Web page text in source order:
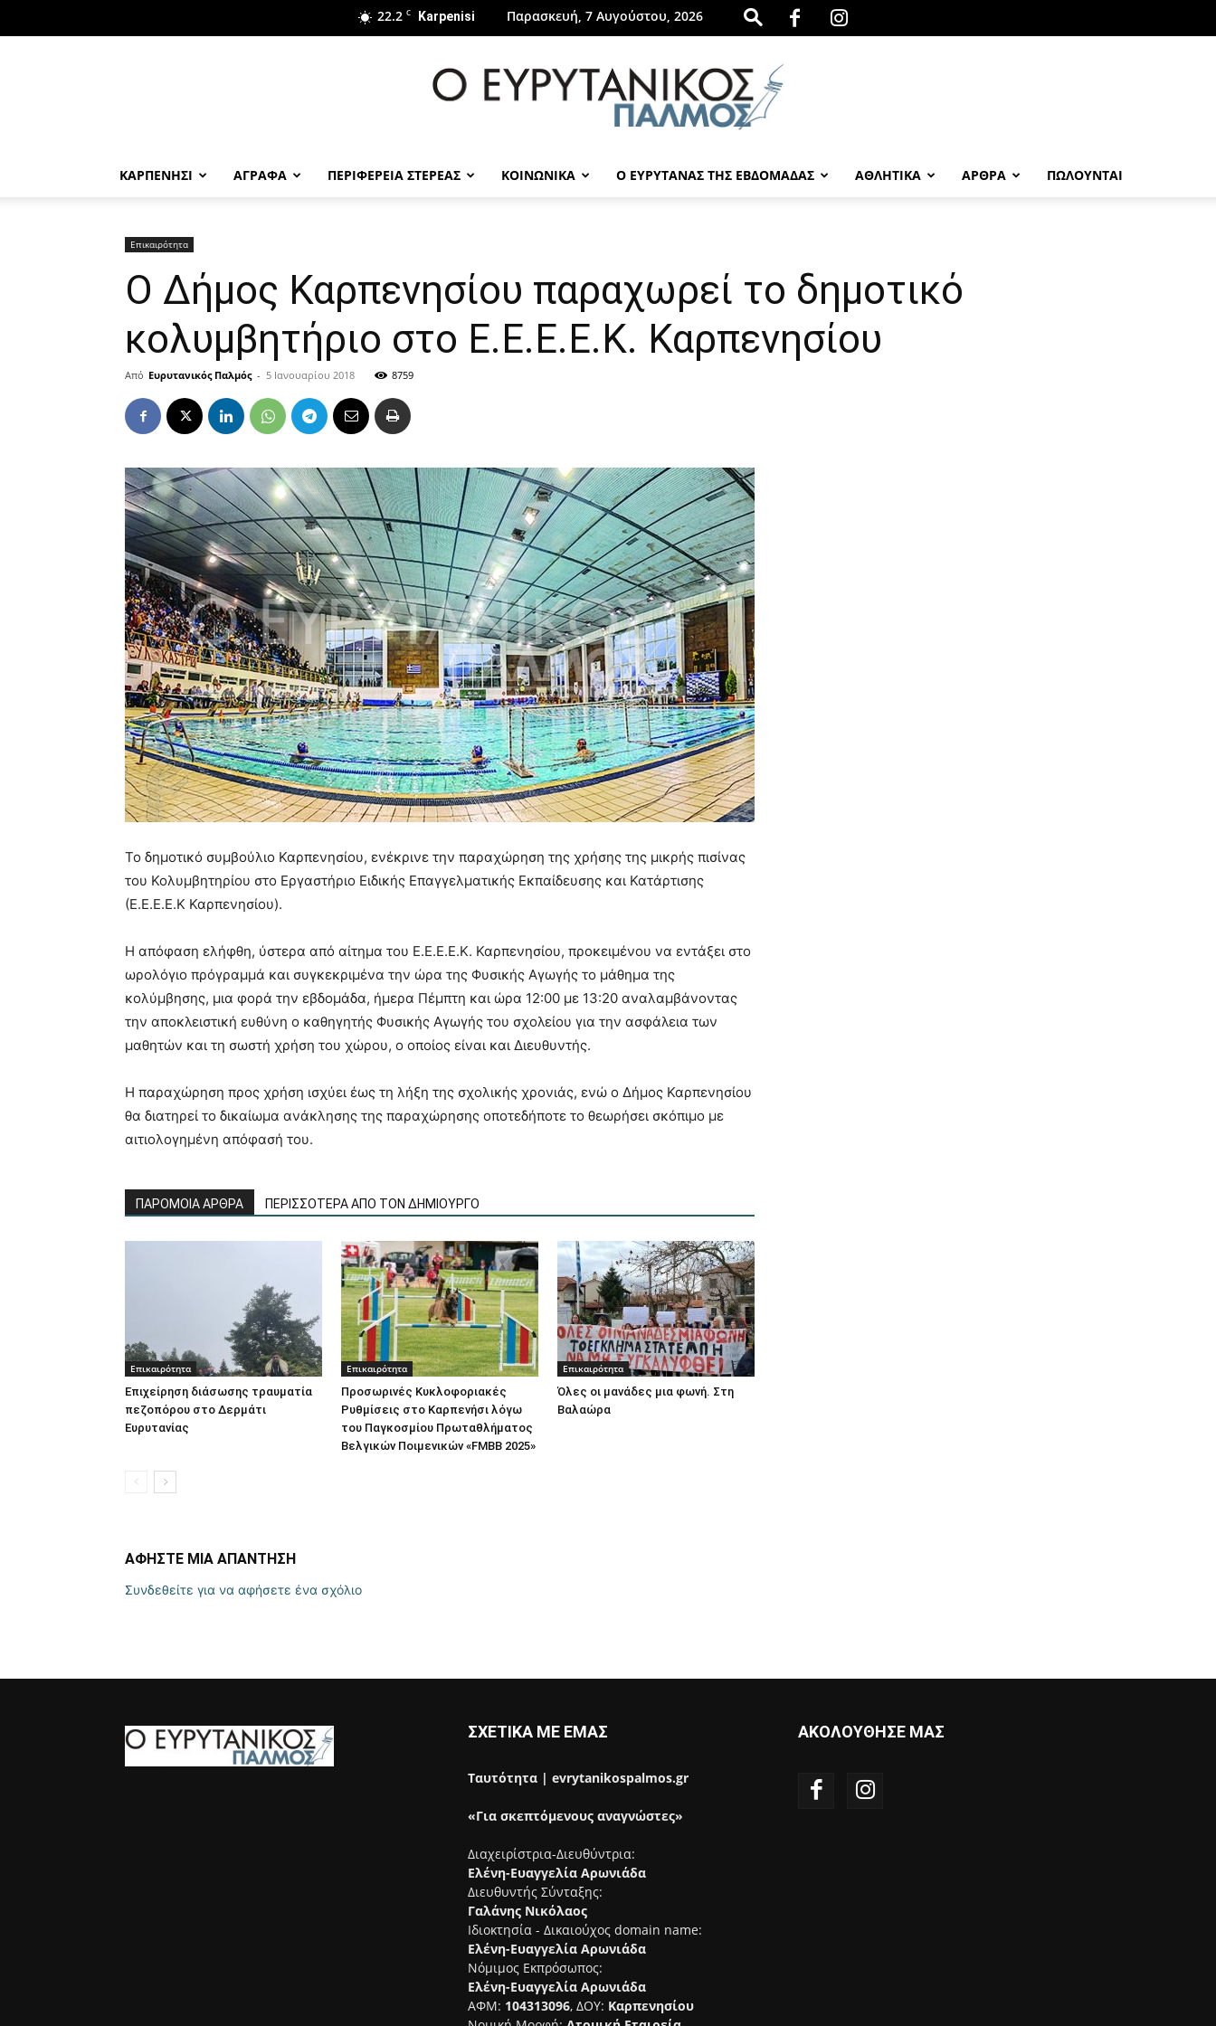
22.2 C Karpenisi Παρασκευή, 7 Αυγούστου, 2026
ΚΑΡΠΕΝΗΣΙ ΑΓΡΑΦΑ ΠΕΡΙΦΕΡΕΙΑ ΣΤΕΡΕΑΣ ΚΟΙΝΩΝΙΚΑ Ο ΕΥΡΥΤΑΝΑΣ ΤΗΣ ΕΒΔΟΜΑΔΑΣ ΑΘΛΗΤΙΚΑ ΑΡΘΡΑ ΠΩΛΟΎΝΤΑΙ
Επικαιρότητα
Ο Δήμος Καρπενησίου παραχωρεί το δημοτικό
κολυμβητήριο στο Ε.Ε.Ε.Ε.Κ. Καρπενησίου
Από Ευρυτανικός Παλμός - 5 Ιανουαρίου 2018 8759
Το δημοτικό συμβούλιο Καρπενησίου, ενέκρινε την παραχώρηση της χρήσης της μικρής πισίνας
του Κολυμβητηρίου στο Εργαστήριο Ειδικής Επαγγελματικής Εκπαίδευσης και Κατάρτισης
(Ε.Ε.Ε.Ε.Κ Καρπενησίου).
Η απόφαση ελήφθη, ύστερα από αίτημα του Ε.Ε.Ε.Ε.Κ. Καρπενησίου, προκειμένου να εντάξει στο
ωρολόγιο πρόγραμμά και συγκεκριμένα την ώρα της Φυσικής Αγωγής το μάθημα της
κολύμβησης, μια φορά την εβδομάδα, ήμερα Πέμπτη και ώρα 12:00 με 13:20 αναλαμβάνοντας
την αποκλειστική ευθύνη ο καθηγητής Φυσικής Αγωγής του σχολείου για την ασφάλεια των
μαθητών και τη σωστή χρήση του χώρου, ο οποίος είναι και Διευθυντής.
Η παραχώρηση προς χρήση ισχύει έως τη λήξη της σχολικής χρονιάς, ενώ ο Δήμος Καρπενησίου
θα διατηρεί το δικαίωμα ανάκλησης της παραχώρησης οποτεδήποτε το θεωρήσει σκόπιμο με
αιτιολογημένη απόφασή του.
ΠΑΡΟΜΟΙΑ ΑΡΘΡΑ ΠΕΡΙΣΣΟΤΕΡΑ ΑΠΟ ΤΟΝ ΔΗΜΙΟΥΡΓΟ
Επικαιρότητα
Επιχείρηση διάσωσης τραυματία
πεζοπόρου στο Δερμάτι
Ευρυτανίας
Επικαιρότητα
Προσωρινές Κυκλοφοριακές
Ρυθμίσεις στο Καρπενήσι λόγω
του Παγκοσμίου Πρωταθλήματος
Βελγικών Ποιμενικών «FMBB 2025»
Επικαιρότητα
Όλες οι μανάδες μια φωνή. Στη
Βαλαώρα
ΑΦΗΣΤΕ ΜΙΑ ΑΠΑΝΤΗΣΗ
Συνδεθείτε για να αφήσετε ένα σχόλιο
ΣΧΕΤΙΚΑ ΜΕ ΕΜΑΣ
Ταυτότητα | evrytanikospalmos.gr
«Για σκεπτόμενους αναγνώστες»
Διαχειρίστρια-Διευθύντρια:
Ελένη-Ευαγγελία Αρωνιάδα
Διευθυντής Σύνταξης:
Γαλάνης Νικόλαος
Ιδιοκτησία - Δικαιούχος domain name:
Ελένη-Ευαγγελία Αρωνιάδα
Νόμιμος Εκπρόσωπος:
Ελένη-Ευαγγελία Αρωνιάδα
ΑΦΜ: 104313096, ΔΟΥ: Καρπενησίου
ΑΚΟΛΟΥΘΗΣΕ ΜΑΣ